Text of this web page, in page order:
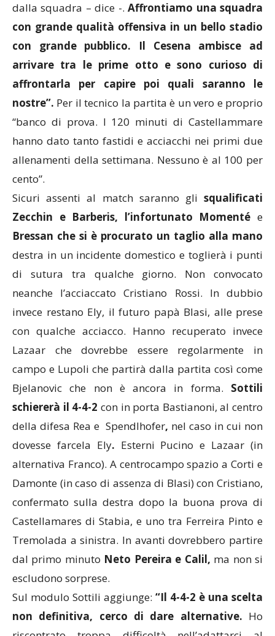
dalla squadra – dice -.Affrontiamo una squadra
con grande qualità offensiva in un bello stadio
con grande pubblico. Il Cesena ambisce ad
arrivare tra le prime otto e sono curioso di
affrontarla per capire poi quali saranno le
nostre”. Per il tecnico la partita è un vero e proprio
“banco di prova. I 120 minuti di Castellammare
hanno dato tanto fastidi e acciacchi nei primi due
allenamenti della settimana. Nessuno è al 100 per
cento”.
Sicuri assenti al match saranno gli squalificati
Zecchin e Barberis, l’infortunato Momenté e
Bressan che si è procurato un taglio alla mano
destra in un incidente domestico e toglierà i punti
di sutura tra qualche giorno. Non convocato
neanche l’acciaccato Cristiano Rossi. In dubbio
invece restano Ely, il futuro papà Blasi, alle prese
con qualche acciacco. Hanno recuperato invece
Lazaar che dovrebbe essere regolarmente in
campo e Lupoli che partirà dalla partita così come
Bjelanovic che non è ancora in forma. Sottili
schiererà il 4-4-2 conin porta Bastianoni, al centro
della difesa Rea e Spendlhofer, nel caso in cui non
dovesse farcela Ely. Esterni Pucino e Lazaar (in
alternativa Franco). A centrocampo spazio a Corti e
Damonte (in caso di assenza di Blasi) con Cristiano,
confermato sulla destra dopo la buona prova di
Castellamares di Stabia, e uno tra Ferreira Pinto e
Tremolada a sinistra. In avanti dovrebbero partire
dal primo minuto Neto Pereira e Calil, ma non si
escludono sorprese.
Sul modulo Sottili aggiunge: “Il 4-4-2 è una scelta
non definitiva, cerco di dare alternative. Ho